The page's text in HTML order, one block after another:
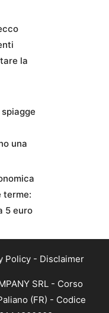
la
una
terme:
5 euro
Policy - Disclaimer
SRL - Corso
(FR) - Codice